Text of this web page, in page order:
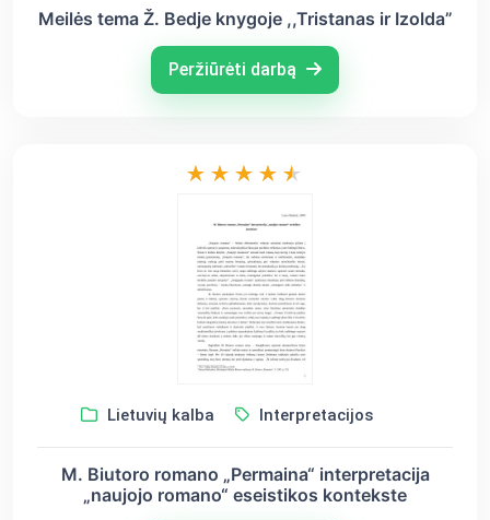
Meilės tema Ž. Bedje knygoje ,,Tristanas ir Izolda”
Peržiūrėti darbą
Lietuvių kalba Interpretacijos
M. Biutoro romano „Permaina“ interpretacija
„naujojo romano“ eseistikos kontekste